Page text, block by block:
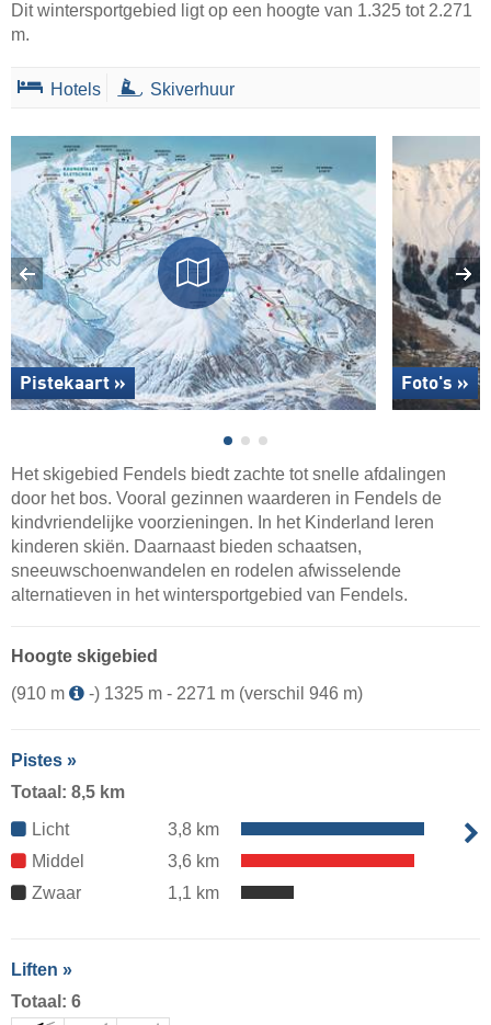
Dit wintersportgebied ligt op een hoogte van 1.325 tot 2.271
m.
Hotels Skiverhuur
Pistekaart » Foto's »
Het skigebied Fendels biedt zachte tot snelle afdalingen
door het bos. Vooral gezinnen waarderen in Fendels de
kindvriendelijke voorzieningen. In het Kinderland leren
kinderen skiën. Daarnaast bieden schaatsen,
sneeuwschoenwandelen en rodelen afwisselende
alternatieven in het wintersportgebied van Fendels.
Hoogte skigebied
(910 m
-) 1325 m - 2271 m (verschil 946 m)
Pistes »
Totaal: 8,5 km
Licht
3,8 km
Middel
3,6 km
Zwaar
1,1 km
Liften »
Totaal: 6